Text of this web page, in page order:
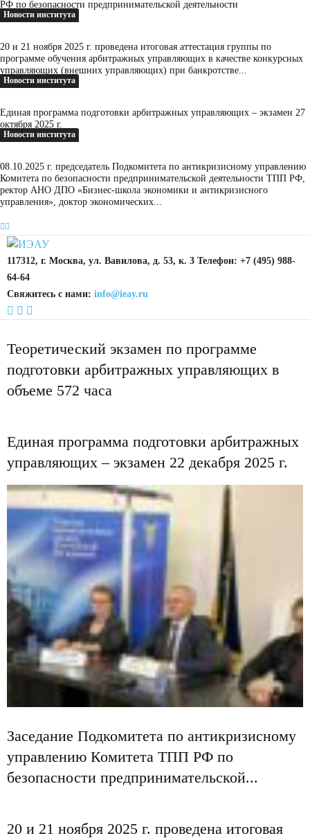
РФ по безопасности предпринимательской деятельности
Новости института
20 и 21 ноября 2025 г. проведена итоговая аттестация группы по
программе обучения арбитражных управляющих в качестве конкурсных
управляющих (внешних управляющих) при банкротстве...
Новости института
Единая программа подготовки арбитражных управляющих – экзамен 27
октября 2025 г.
Новости института
08.10.2025 г. председатель Подкомитета по антикризисному управлению
Комитета по безопасности предпринимательской деятельности ТПП РФ,
ректор АНО ДПО «Бизнес-школа экономики и антикризисного
управления», доктор экономических...
117312, г. Москва, ул. Вавилова, д. 53, к. 3 Телефон: +7 (495) 988-
64-64
Свяжитесь с нами: info@ieay.ru
Теоретический экзамен по программе
подготовки арбитражных управляющих в
объеме 572 часа
Единая программа подготовки арбитражных
управляющих – экзамен 22 декабря 2025 г.
Заседание Подкомитета по антикризисному
управлению Комитета ТПП РФ по
безопасности предпринимательской...
20 и 21 ноября 2025 г. проведена итоговая